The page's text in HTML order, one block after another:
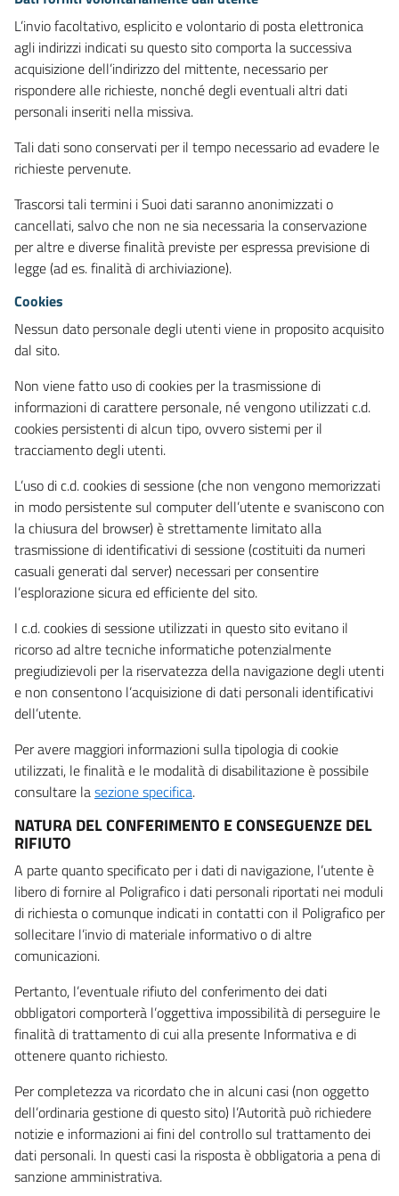
L’invio facoltativo, esplicito e volontario di posta elettronica
agli indirizzi indicati su questo sito comporta la successiva
acquisizione dell’indirizzo del mittente, necessario per
rispondere alle richieste, nonché degli eventuali altri dati
personali inseriti nella missiva.
Tali dati sono conservati per il tempo necessario ad evadere le
richieste pervenute.
Trascorsi tali termini i Suoi dati saranno anonimizzati o
cancellati, salvo che non ne sia necessaria la conservazione
per altre e diverse finalità previste per espressa previsione di
legge (ad es. finalità di archiviazione).
Cookies
Nessun dato personale degli utenti viene in proposito acquisito
dal sito.
Non viene fatto uso di cookies per la trasmissione di
informazioni di carattere personale, né vengono utilizzati c.d.
cookies persistenti di alcun tipo, ovvero sistemi per il
tracciamento degli utenti.
L’uso di c.d. cookies di sessione (che non vengono memorizzati
in modo persistente sul computer dell’utente e svaniscono con
la chiusura del browser) è strettamente limitato alla
trasmissione di identificativi di sessione (costituiti da numeri
casuali generati dal server) necessari per consentire
l’esplorazione sicura ed efficiente del sito.
I c.d. cookies di sessione utilizzati in questo sito evitano il
ricorso ad altre tecniche informatiche potenzialmente
pregiudizievoli per la riservatezza della navigazione degli utenti
e non consentono l’acquisizione di dati personali identificativi
dell’utente.
Per avere maggiori informazioni sulla tipologia di cookie
utilizzati, le finalità e le modalità di disabilitazione è possibile
consultare lasezione specifica.
NATURA DEL CONFERIMENTO E CONSEGUENZE DEL
RIFIUTO
A parte quanto specificato per i dati di navigazione, l’utente è
libero di fornire al Poligrafico i dati personali riportati nei moduli
di richiesta o comunque indicati in contatti con il Poligrafico per
sollecitare l’invio di materiale informativo o di altre
comunicazioni.
Pertanto, l’eventuale rifiuto del conferimento dei dati
obbligatori comporterà l’oggettiva impossibilità di perseguire le
finalità di trattamento di cui alla presente Informativa e di
ottenere quanto richiesto.
Per completezza va ricordato che in alcuni casi (non oggetto
dell’ordinaria gestione di questo sito) l’Autorità può richiedere
notizie e informazioni ai fini del controllo sul trattamento dei
dati personali. In questi casi la risposta è obbligatoria a pena di
sanzione amministrativa.